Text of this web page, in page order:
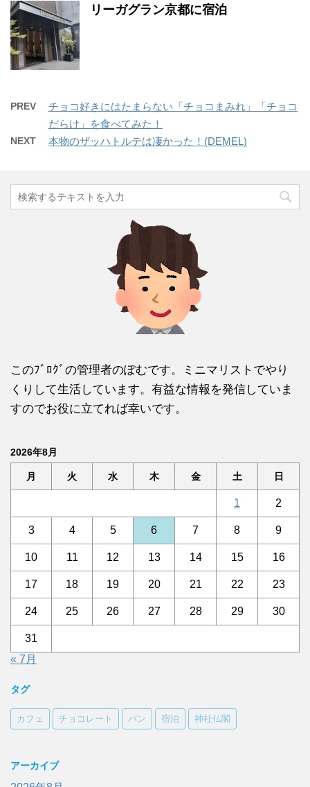
リーガグラン京都に宿泊
PREV
チョコ好きにはたまらない「チョコまみれ」「チョコ
だらけ」を食べてみた！
NEXT 本物のザッハトルテは凄かった！(DEMEL)
このﾌﾞﾛｸﾞの管理者のぽむです。ミニマリストでやり
くりして生活しています。有益な情報を発信していま
すのでお役に立てれば幸いです。
2026年8月
月 火 水 木 金 土 日
1 2
3 4 5 6 7 8 9
10 11 12 13 14 15 16
17 18 19 20 21 22 23
24 25 26 27 28 29 30
31
« 7月
タグ
カフェ チョコレート パン 宿泊 神社仏閣
アーカイブ